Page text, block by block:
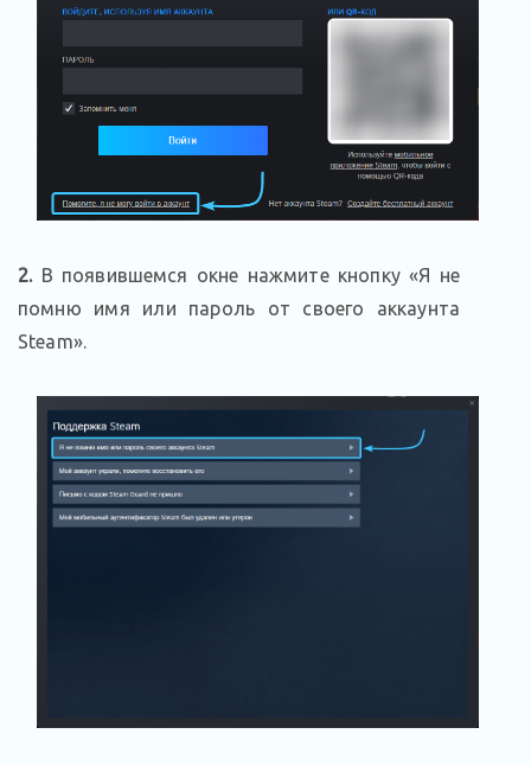
2.В появившемся окне нажмите кнопку «Я не
помню имя или пароль от своего аккаунта
Steam».